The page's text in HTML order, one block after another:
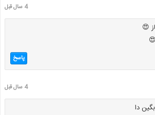
4 سال قبل
پاسخ
4 سال قبل
دا